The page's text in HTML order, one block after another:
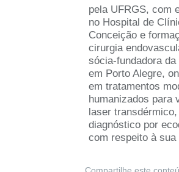
pela UFRGS, com
no Hospital de
Conceição e
cirurgia
sócia-fundadora
em Porto Alegre,
em tratamentos
humanizados para
laser
diagnóstico por
com respeito à sua